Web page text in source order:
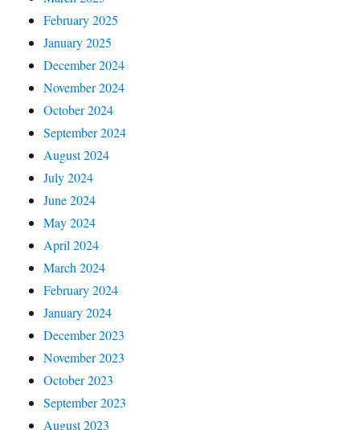
February 2025
January 2025
December 2024
November 2024
October 2024
September 2024
August 2024
July 2024
June 2024
May 2024
April 2024
March 2024
February 2024
January 2024
December 2023
November 2023
October 2023
September 2023
August 2023